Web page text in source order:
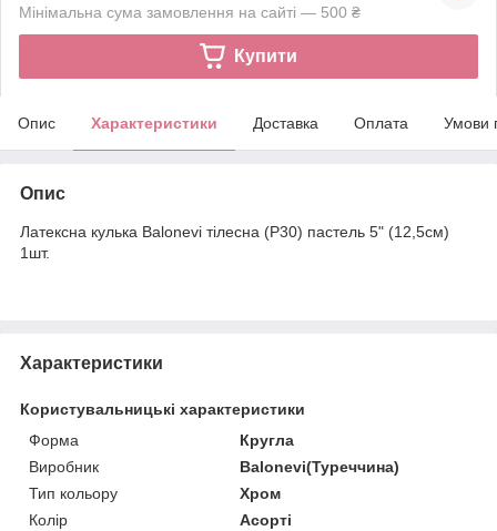
Мінімальна сума замовлення на сайті — 500 ₴
Купити
Опис Характеристики Доставка Оплата Умови
Опис
Латексна кулька Balonevi тілесна (P30) пастель 5" (12,5см)
1шт.
Характеристики
Користувальницькі характеристики
Форма
Кругла
Виробник
Balonevi(Туреччина)
Тип кольору
Хром
Колір
Асорті